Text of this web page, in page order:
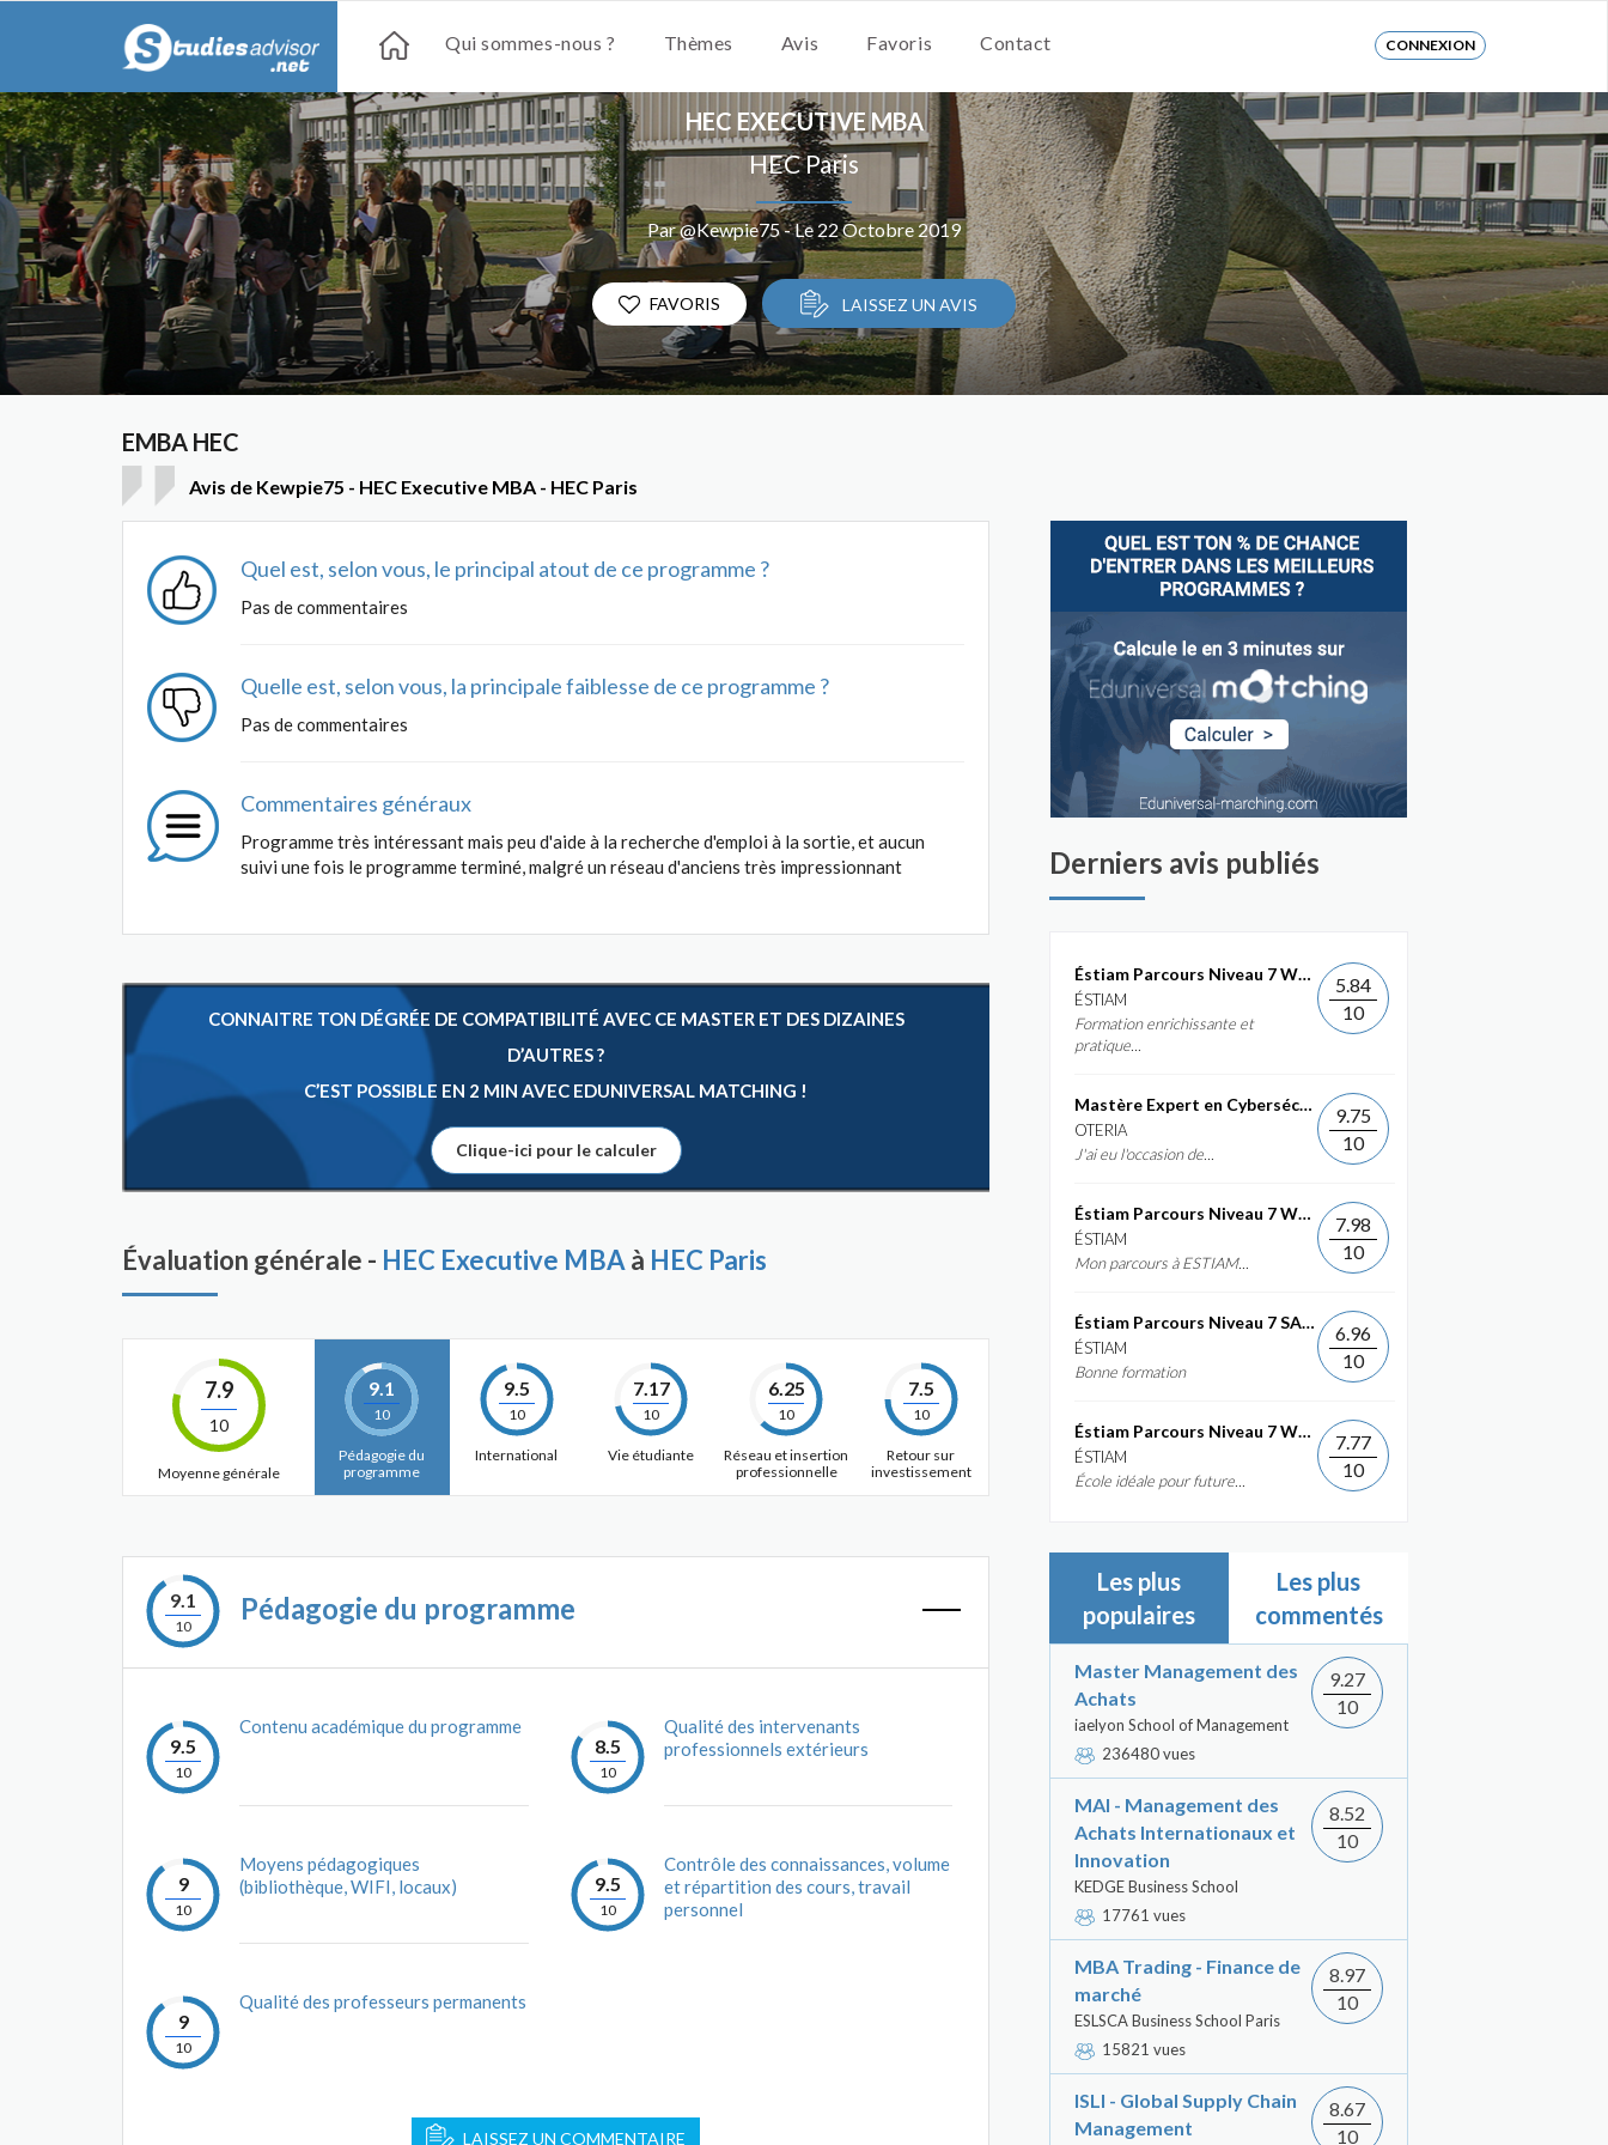
Qui sommes-nous ? Thèmes Avis Favoris Contact CONNEXION
HEC EXECUTIVE MBA
HEC Paris
Par @Kewpie75 - Le 22 Octobre 2019
FAVORIS LAISSEZ UN AVIS
EMBA HEC
Avis de Kewpie75 - HEC Executive MBA - HEC Paris
Quel est, selon vous, le principal atout de ce programme ?
Pas de commentaires
Quelle est, selon vous, la principale faiblesse de ce programme ?
Pas de commentaires
Commentaires généraux
Programme très intéressant mais peu d'aide à la recherche d'emploi à la sortie, et aucun
suivi une fois le programme terminé, malgré un réseau d'anciens très impressionnant
CONNAITRE TON DÉGRÉE DE COMPATIBILITÉ AVEC CE MASTER ET DES DIZAINES
D’AUTRES ?
C’EST POSSIBLE EN 2 MIN AVEC EDUNIVERSAL MATCHING !
Clique-ici pour le calculer
Évaluation générale - HEC Executive MBA à HEC Paris
7.9
10
Moyenne générale
9.1
10
Pédagogie du
programme
9.5
10
International
7.17
10
Vie étudiante
6.25
10
Réseau et insertion
professionnelle
7.5
10
Retour sur
investissement
9.1
10
Pédagogie du programme
9.5
10
Contenu académique du programme
9
10
Moyens pédagogiques
(bibliothèque, WIFI, locaux)
9
10
Qualité des professeurs permanents
8.5
10
Qualité des intervenants
professionnels extérieurs
9.5
10
Contrôle des connaissances, volume
et répartition des cours, travail
personnel
LAISSEZ UN COMMENTAIRE
Derniers avis publiés
Éstiam Parcours Niveau 7 Web &...
ÉSTIAM
Formation enrichissante et
pratique...
5.84
10
Mastère Expert en Cybersécurité
OTERIA
J'ai eu l'occasion de...
9.75
10
Éstiam Parcours Niveau 7 Web &...
ÉSTIAM
Mon parcours à ESTIAM...
7.98
10
Éstiam Parcours Niveau 7 SAP ERP...
ÉSTIAM
Bonne formation
6.96
10
Éstiam Parcours Niveau 7 Web &...
ÉSTIAM
École idéale pour future...
7.77
10
Les plus
populaires
Les plus
commentés
Master Management des
Achats
iaelyon School of Management
236480 vues
9.27
10
MAI - Management des
Achats Internationaux et
Innovation
KEDGE Business School
17761 vues
8.52
10
MBA Trading - Finance de
marché
ESLSCA Business School Paris
15821 vues
8.97
10
ISLI - Global Supply Chain
Management
8.67
10